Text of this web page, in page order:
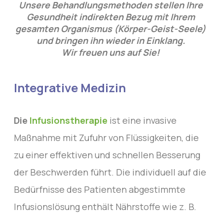
Unsere Behandlungsmethoden stellen Ihre
Gesundheit indirekten Bezug mit Ihrem
gesamten Organismus (Körper-Geist-Seele)
und bringen ihn wieder in Einklang.
Wir freuen uns auf Sie!
Integrative Medizin
Die Infusionstherapie ist eine invasive
Maßnahme mit Zufuhr von Flüssigkeiten, die
zu einer effektiven und schnellen Besserung
der Beschwerden führt. Die individuell auf die
Bedürfnisse des Patienten abgestimmte
Infusionslösung enthält Nährstoffe wie z. B.